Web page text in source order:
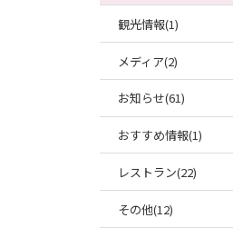
観光情報(1)
メディア(2)
お知らせ(61)
おすすめ情報(1)
レストラン(22)
その他(12)